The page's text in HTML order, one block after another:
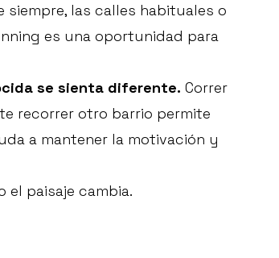
las calles habituales o
es una oportunidad para
se sienta diferente. Correr
recorrer otro barrio permite
a mantener la motivación y
paisaje cambia.